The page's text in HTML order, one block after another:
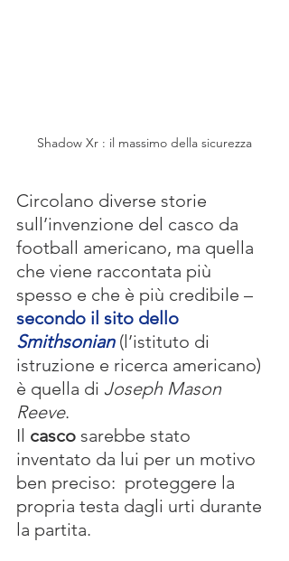
Shadow Xr : il massimo della sicurezza
Circolano diverse storie
sull’invenzione del casco da
football americano, ma quella
che viene raccontata più
spesso e che è più credibile –
secondo il sito dello
Smithsonian (l’istituto di
istruzione e ricerca americano)
è quella di Joseph Mason
Reeve.
Il casco sarebbe stato
inventato da lui per un motivo
ben preciso:  proteggere la
propria testa dagli urti durante
la partita.